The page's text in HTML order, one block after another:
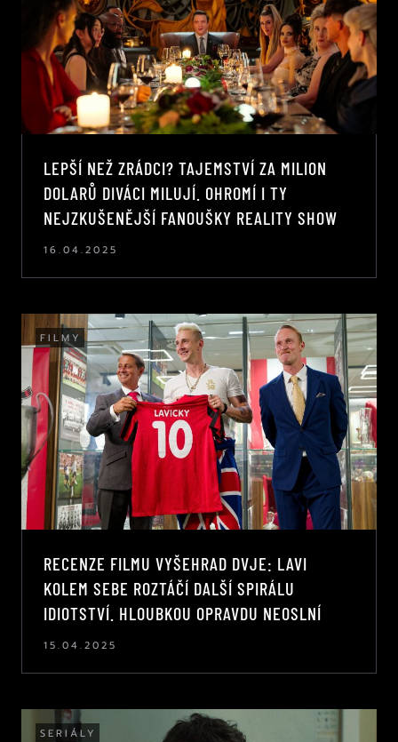
LEPŠÍ NEŽ ZRÁDCI? TAJEMSTVÍ ZA MILION
DOLARŮ DIVÁCI MILUJÍ. OHROMÍ I TY
NEJZKUŠENĚJŠÍ FANOUŠKY REALITY SHOW
16.04.2025
FILMY
RECENZE FILMU VYŠEHRAD DVJE: LAVI
KOLEM SEBE ROZTÁČÍ DALŠÍ SPIRÁLU
IDIOTSTVÍ. HLOUBKOU OPRAVDU NEOSLNÍ
15.04.2025
SERIÁLY